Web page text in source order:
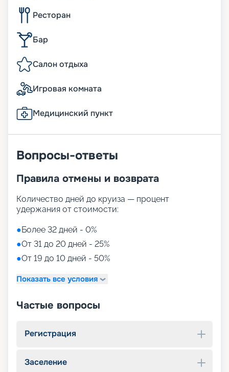
Ресторан
Бар
Салон отдыха
Игровая комната
Медицинский пункт
Вопросы-ответы
Правила отмены и возврата
Количество дней до круиза — процент
удержания от стоимости:
●Более 32 дней - 0%
●От 31 до 20 дней - 25%
●От 19 до 10 дней - 50%
Показать все условия
Частые вопросы
Регистрация
Заселение